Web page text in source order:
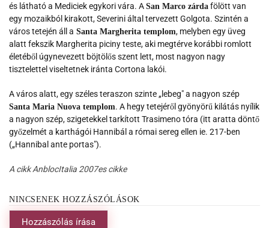
és látható a Mediciek egykori vára. A San Marco zárda fölött van
egy mozaikból kirakott, Severini által tervezett Golgota. Szintén a
város tetején áll a Santa Margherita templom, melyben egy üveg
alatt fekszik Margherita piciny teste, aki megtérve korábbi romlott
életéből úgynevezett böjtölős szent lett, most nagyon nagy
tisztelettel viseltetnek iránta Cortona lakói.
A város alatt, egy széles teraszon szinte „lebeg" a nagyon szép
Santa Maria Nuova templom. A hegy tetejéről gyönyörű kilátás nyílik
a nagyon szép, szigetekkel tarkított Trasimeno tóra (itt aratta döntő
győzelmét a karthágói Hannibál a római sereg ellen ie. 217-ben
(„Hannibal ante portas").
A cikk AnblocItalia 2007es cikke
NINCSENEK HOZZÁSZÓLÁSOK
Hozzászólás írása